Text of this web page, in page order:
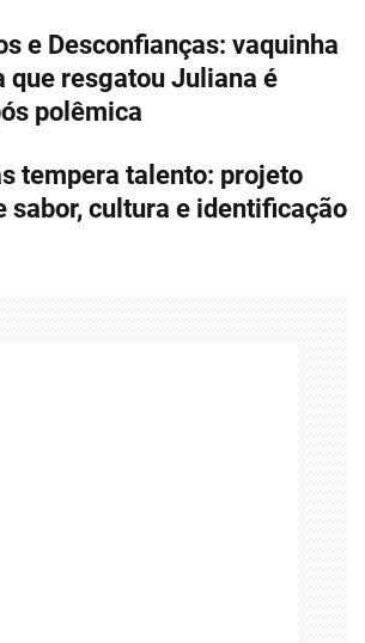
e Desconfianças: vaquinha
que resgatou Juliana é
polêmica
tempera talento: projeto
sabor, cultura e identificação